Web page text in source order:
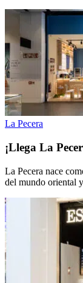
La Pecera
¡Llega La
La Pecera nace
del mundo oriental